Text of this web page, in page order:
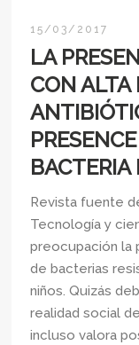
15/03/2017
LA
CON ALTA
Revista fuente
Tecnología y
preocupación la
de bacterias
niños. Quizás
realidad social
incluso valora